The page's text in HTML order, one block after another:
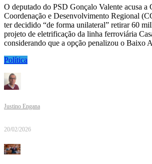
O deputado do PSD Gonçalo Valente acusa a
Coordenação e Desenvolvimento Regional
ter decidido “de forma unilateral” retirar 60
projeto de eletrificação da linha ferroviária
considerando que a opção penalizou o Baixo
Política
Justino Engana
20/02/2026